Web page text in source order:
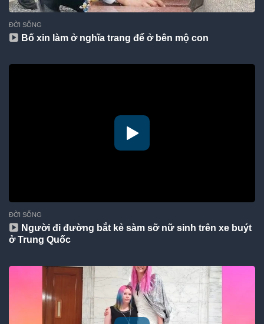
ĐỜI SỐNG
Bố xin làm ở nghĩa trang để ở bên mộ con
ĐỜI SỐNG
Người đi đường bắt kẻ sàm sỡ nữ sinh trên xe buýt
ở Trung Quốc